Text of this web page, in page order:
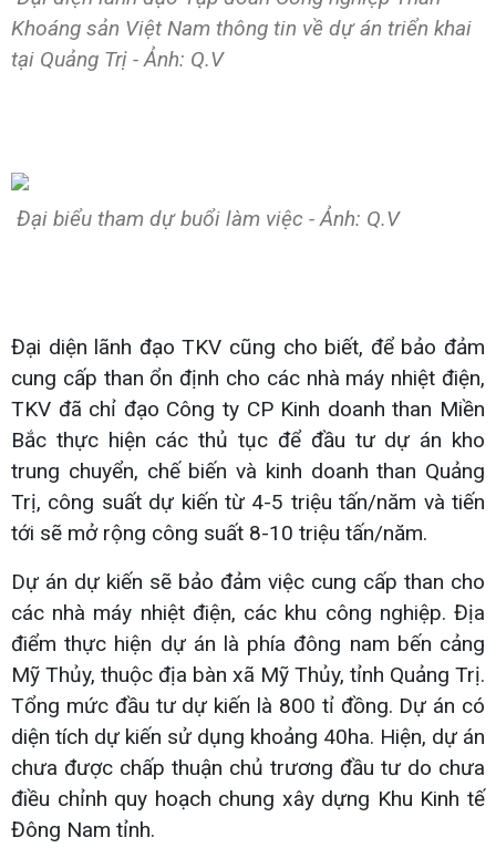
Khoáng sản Việt Nam thông tin về dự án triển khai
tại Quảng Trị - Ảnh: Q.V
Đại biểu tham dự buổi làm việc - Ảnh: Q.V
Đại diện lãnh đạo TKV cũng cho biết, để bảo đảm
cung cấp than ổn định cho các nhà máy nhiệt điện,
TKV đã chỉ đạo Công ty CP Kinh doanh than Miền
Bắc thực hiện các thủ tục để đầu tư dự án kho
trung chuyển, chế biến và kinh doanh than Quảng
Trị, công suất dự kiến từ 4-5 triệu tấn/năm và tiến
tới sẽ mở rộng công suất 8-10 triệu tấn/năm.
Dự án dự kiến sẽ bảo đảm việc cung cấp than cho
các nhà máy nhiệt điện, các khu công nghiệp. Địa
điểm thực hiện dự án là phía đông nam bến cảng
Mỹ Thủy, thuộc địa bàn xã Mỹ Thủy, tỉnh Quảng Trị.
Tổng mức đầu tư dự kiến là 800 tỉ đồng. Dự án có
diện tích dự kiến sử dụng khoảng 40ha. Hiện, dự án
chưa được chấp thuận chủ trương đầu tư do chưa
điều chỉnh quy hoạch chung xây dựng Khu Kinh tế
Đông Nam tỉnh.